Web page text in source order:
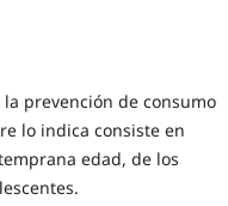
prevención de consumo
lo indica consiste en
edad, de los